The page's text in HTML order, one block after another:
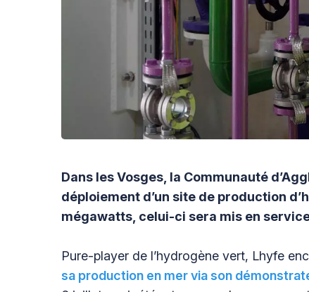
Dans les Vosges, la Communauté
déploiement d’un site de production
mégawatts, celui-ci sera mis en
Pure-player de l’hydrogène vert, Lhyfe
sa production en mer via son